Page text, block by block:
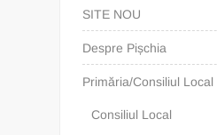
SITE NOU
Despre Pișchia
Primăria/Consiliul Local
Consiliul Local